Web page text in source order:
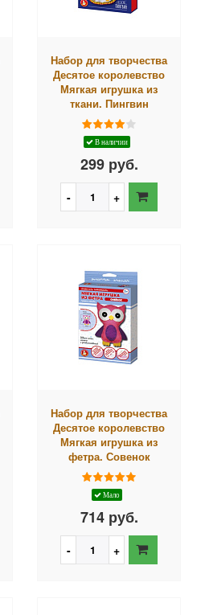
Набор для творчества
Десятое королевство
Мягкая игрушка из
ткани. Пингвин
В наличии
299 руб.
Набор для творчества
Десятое королевство
Мягкая игрушка из
фетра. Совенок
Мало
714 руб.